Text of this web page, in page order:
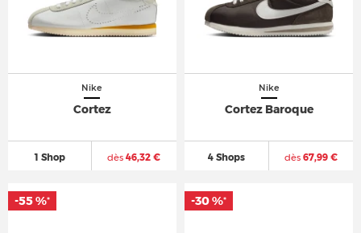
Nike
Cortez
1 Shop dès 46,32 €
Nike
Cortez Baroque
4 Shops dès67,99 €
-55 %*
-55 %* -30 %*
-30 %*